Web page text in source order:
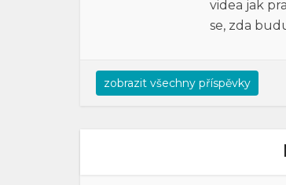
videa jak
se, zda
zobrazit všechny příspěvky